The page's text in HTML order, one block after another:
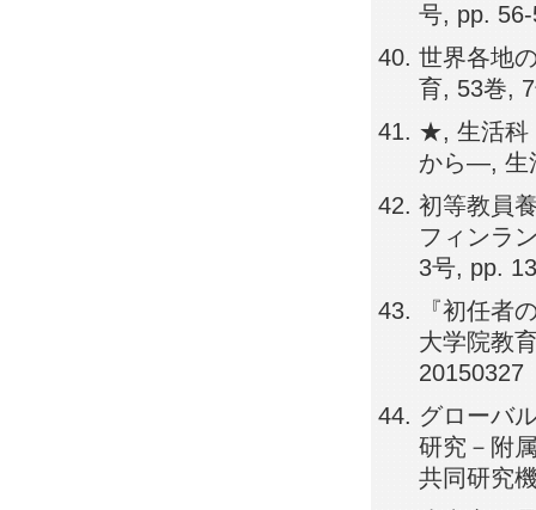
号, pp.
世界各地
育, 53巻,
★, 生活科
から―, 生
初等教員
フィンラ
3号, pp.
『初任者
大学院教
20150327
グローバ
研究－附
共同研究